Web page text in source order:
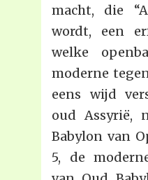
macht, die
wordt, een
welke
moderne
eens wijd
oud Assyrië,
Babylon van
5, de